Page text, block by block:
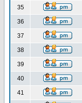
35
36
37
38
39
40
41